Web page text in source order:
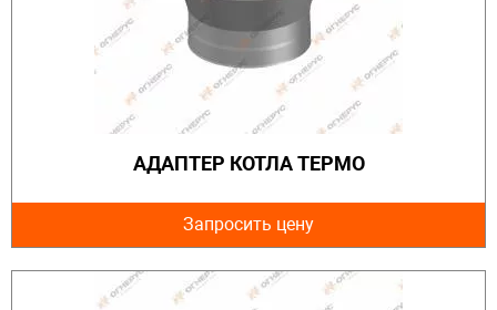
АДАПТЕР КОТЛА ТЕРМО
Запросить цену